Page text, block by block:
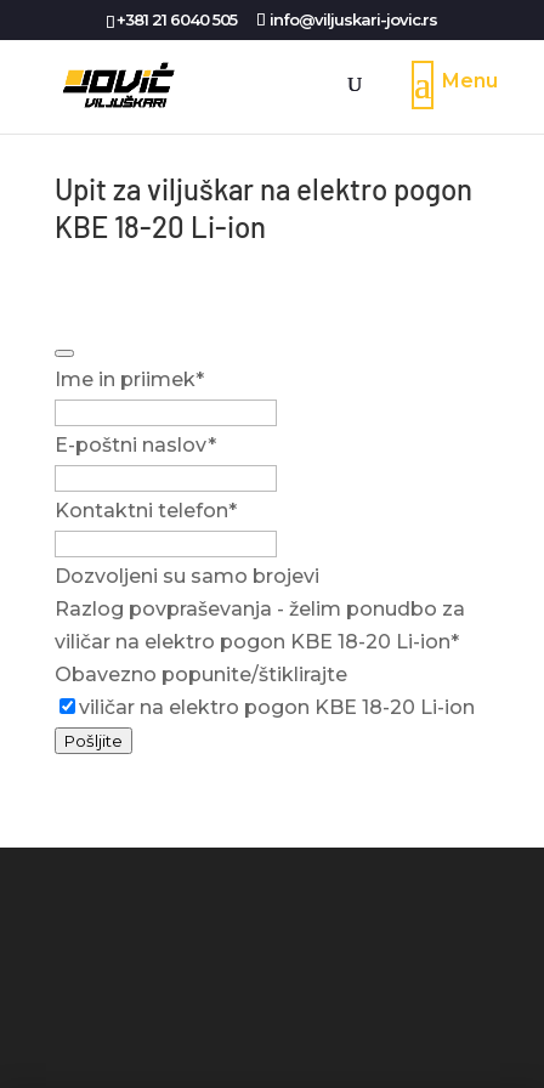
+381 21 6040 505 info@viljuskari-jovic.rs
Upit za viljuškar na elektro pogon
KBE 18-20 Li-ion
Ime in priimek*
E-poštni naslov*
Phone
Kontaktni telefon*
Dozvoljeni su samo brojevi
Razlog povpraševanja - želim ponudbo za
viličar na elektro pogon KBE 18-20 Li-ion*
Obavezno popunite/štiklirajte
viličar na elektro pogon KBE 18-20 Li-ion
Pošljite